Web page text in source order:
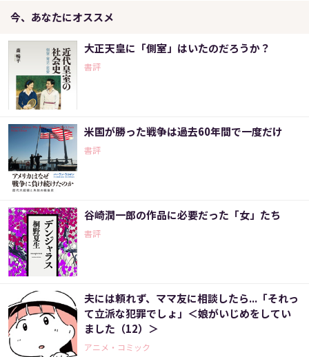
今、あなたにオススメ
大正天皇に「側室」はいたのだろうか？
書評
米国が勝った戦争は過去60年間で一度だけ
書評
谷崎潤一郎の作品に必要だった「女」たち
書評
夫には頼れず、ママ友に相談したら...「それっ
て立派な犯罪でしょ」＜娘がいじめをしてい
ました（12）＞
アニメ・コミック